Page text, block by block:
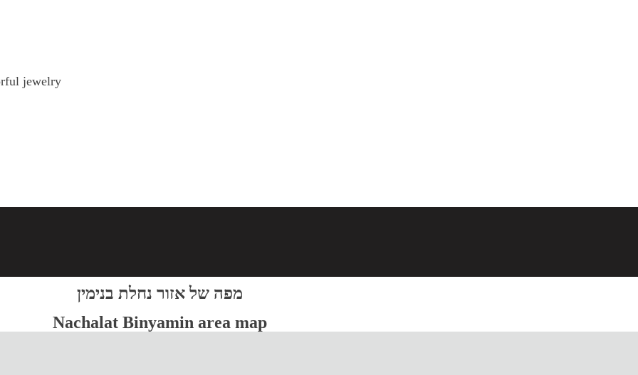
jewelry
מפה של אזור נחלת בנימין
Nachalat Binyamin area map